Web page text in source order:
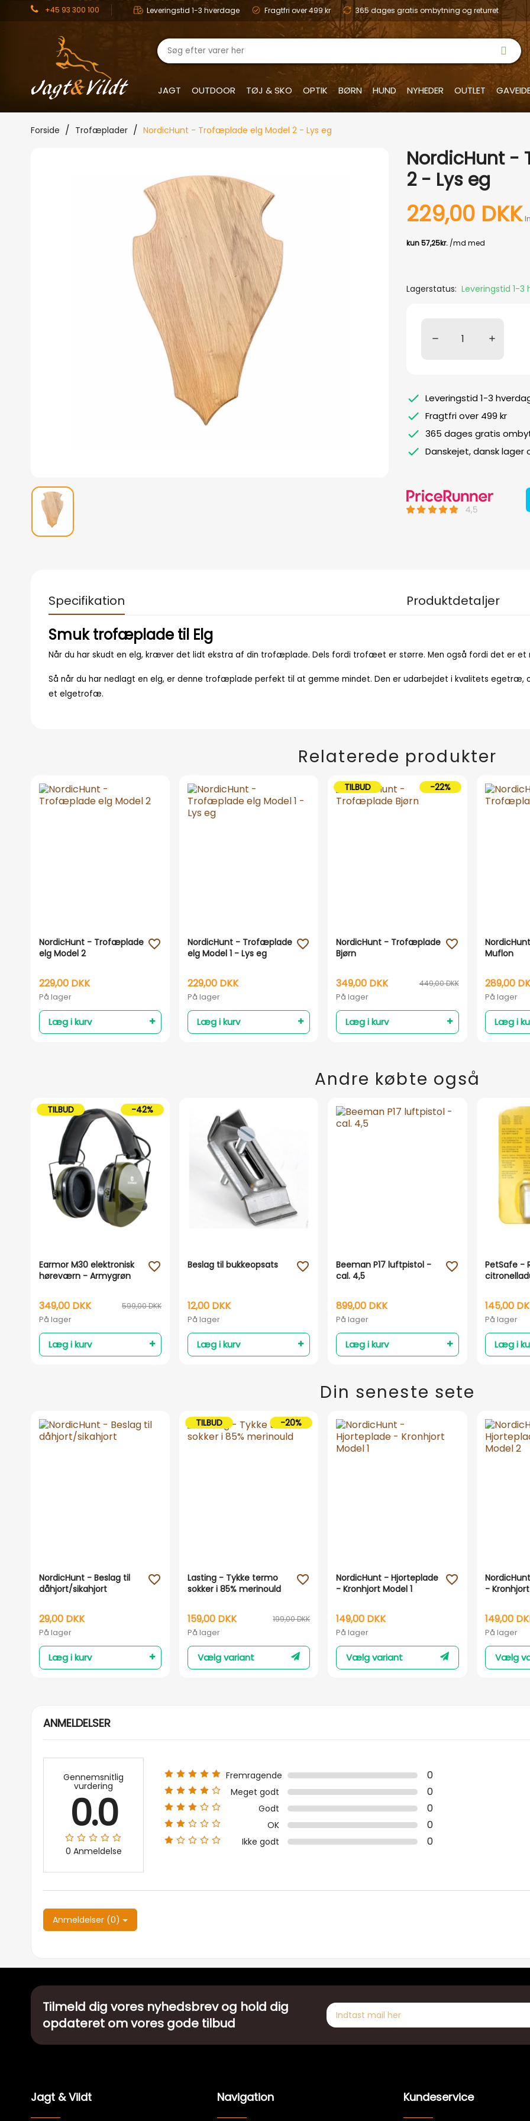
+45 93 300 100 Leveringstid 1-3 hverdage Fragtfri over 499 kr 365 dages gratis ombytning og returret
JAGT OUTDOOR TØJ & SKO OPTIK BØRN HUND NYHEDER OUTLET
Forside Trofæplader NordicHunt - Trofæplade elg Model 2 - Lys eg
NordicHunt -
2 - Lys eg
229,00 DKK
Lagerstatus: Leveringstid 1-3
Leveringstid 1-3
Fragtfri over 499 kr
365 dages gratis
Danskejet, dansk lager
Specifikation Produktdetaljer
Smuk trofæplade til Elg
Når du har skudt en elg, kræver det lidt ekstra af din trofæplade. Dels fordi trofæet er større. Men også fordi det er
Så når du har nedlagt en elg, er denne trofæplade perfekt til at gemme mindet. Den er udarbejdet i kvalitets egetræ,
et elgetrofæ.
Relaterede produkter
NordicHunt - Trofæplade
elg Model 2
229,00 DKK
På lager
Læg i kurv
favorite_outline
NordicHunt - Trofæplade
elg Model 1 - Lys eg
229,00 DKK
På lager
Læg i kurv
favorite_outline
NordicHunt - Trofæplade
Bjørn
449,00 DKK
349,00 DKK
På lager
Læg i kurv
favorite_outline
TILBUD -22%
Muflon
289,00
På lager
Læg i
Andre købte også
Earmor M30 elektronisk
høreværn - Armygrøn
599,00 DKK
349,00 DKK
På lager
Læg i kurv
favorite_outline
TILBUD -42%
Beslag til bukkeopsats
12,00 DKK
På lager
Læg i kurv
favorite_outline
Beeman P17 luftpistol -
cal. 4,5
899,00 DKK
På lager
Læg i kurv
favorite_outline
PetSafe -
145,00
På lager
Læg i
Din seneste sete
NordicHunt - Beslag til
dåhjort/sikahjort
29,00 DKK
På lager
Læg i kurv
favorite_outline
Lasting - Tykke termo
sokker i 85% merinould
199,00 DKK
159,00 DKK
På lager
Vælg variant
favorite_outline
TILBUD -20%
NordicHunt - Hjorteplade
- Kronhjort Model 1
149,00 DKK
På lager
Vælg variant
favorite_outline
-
149,00
På lager
Vælg
ANMELDELSER
Gennemsnitlig
vurdering
0.0
0 Anmeldelse
Fremragende 0
Meget godt 0
Godt 0
OK 0
Ikke godt 0
Anmeldelser (0)
Tilmeld dig vores nyhedsbrev og hold dig
opdateret om vores gode tilbud
Jagt & Vildt Navigation Kundeservice